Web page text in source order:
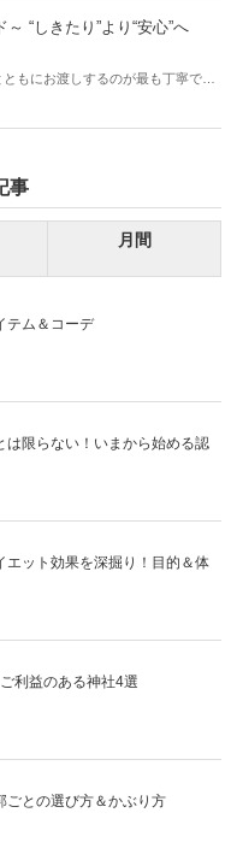
原因に。特に、40代以降の大人の
てしまう恐れも……。今回は、大人
“しきたり”より“安心”へ
ともにお渡しするのが最も丁寧で
事
月間
テム＆コーデ
は限らない！いまから始める認
エット効果を深掘り！目的＆体
利益のある神社4選
ごとの選び方＆かぶり方